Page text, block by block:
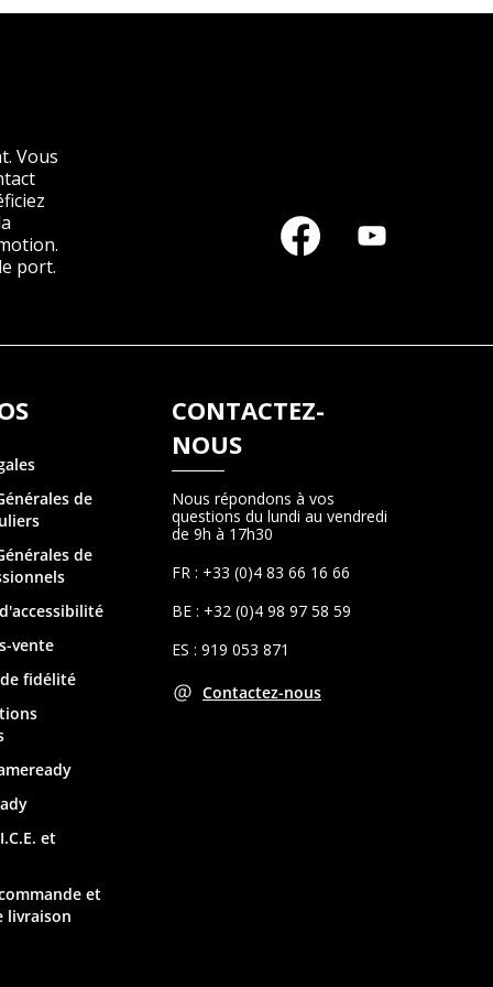
Vous
port.
de
de
vente
fidélité
et
et
livraison
CONTACTEZ-
NOUS
Nous répondons à vos
questions du lundi au vendredi
de 9h à 17h30
FR : +33 (0)4 83 66 16 66
BE : +32 (0)4 98 97 58 59
ES : 919 053 871
Contactez-nous